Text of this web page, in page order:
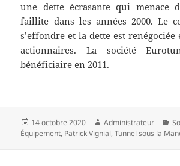
une dette écrasante qui menace
faillite dans les années 2000. Le
s’effondre et la dette est renégociée
actionnaires. La société
bénéficiaire en 2011.
Publié
le
14 octobre 2020 Auteur
Administrateur
Équipement, Patrick Vignial,Tunnel sous la